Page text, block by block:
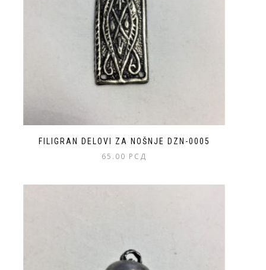
FILIGRAN DELOVI ZA NOŠNJE DZN-0005
65.00 РСД